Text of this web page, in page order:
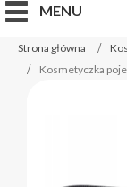
MENU
Strona główna
Kosmetyczka